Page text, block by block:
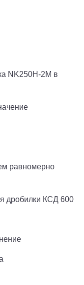
NK250H-2M в
равномерно
дробилки КСД 600